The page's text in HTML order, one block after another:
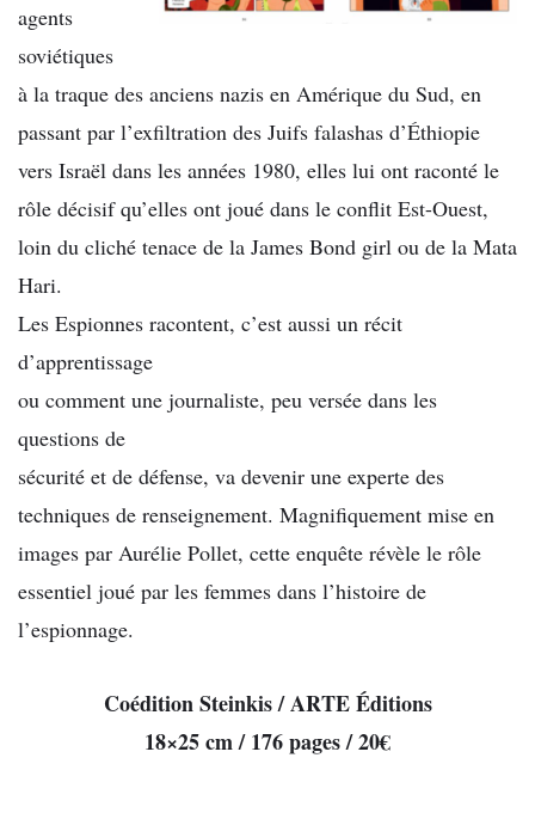
agents
soviétiques
à la traque des anciens nazis en Amérique du Sud, en
passant par l’exfiltration des Juifs falashas d’Éthiopie
vers Israël dans les années 1980, elles lui ont raconté le
rôle décisif qu’elles ont joué dans le conflit Est-Ouest,
loin du cliché tenace de la James Bond girl ou de la Mata
Hari.
Les Espionnes racontent, c’est aussi un récit
d’apprentissage
ou comment une journaliste, peu versée dans les
questions de
sécurité et de défense, va devenir une experte des
techniques de renseignement. Magnifiquement mise en
images par Aurélie Pollet, cette enquête révèle le rôle
essentiel joué par les femmes dans l’histoire de
l’espionnage.
Coédition Steinkis / ARTE Éditions
18×25 cm / 176 pages / 20€